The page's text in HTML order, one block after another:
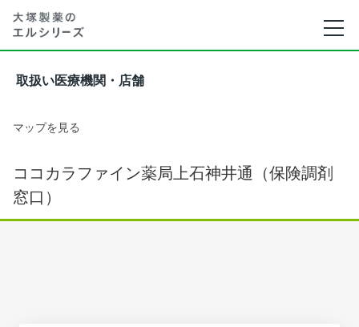
取扱い医療機関・店舗
マップを見る
ココカラファイン薬局上石神井通（保険調剤
窓口）